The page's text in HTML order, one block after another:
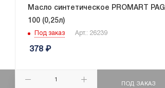
Масло синтетическое PROMART PAG
100 (0,25л)
Под заказ Арт.: 26239
378₽
ПОД ЗАКАЗ